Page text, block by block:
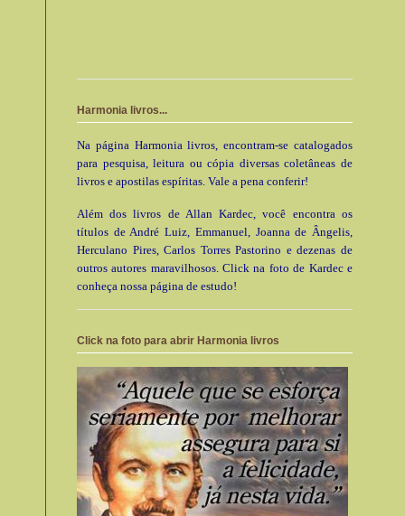
Harmonia livros...
Na página Harmonia livros, encontram-se catalogados
para pesquisa, leitura ou cópia diversas coletâneas de
livros e apostilas espíritas. Vale a pena conferir!
Além dos livros de Allan Kardec, você encontra os
títulos de André Luiz, Emmanuel, Joanna de Ângelis,
Herculano Pires, Carlos Torres Pastorino e dezenas de
outros autores maravilhosos. Click na foto de Kardec e
conheça nossa página de estudo!
Click na foto para abrir Harmonia livros